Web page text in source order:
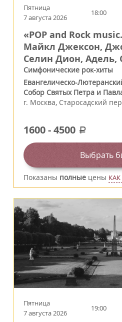
Пятница
7 августа 2026
18:00
«POP and Rock
Майкл Джексон,
Селин Дион, Адель,
Симфонические рок-хиты
Евангелическо-
Собор Святых Петра и
г. Москва, Старосадский
1600-4500 a
Выбрать
Показаны полные цены
Пятница
7 августа 2026
19:00